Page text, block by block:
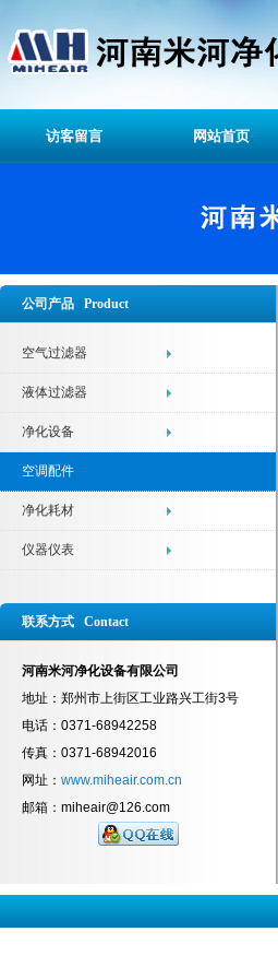
访客留言 网站首页
公司产品 Product
空气过滤器
液体过滤器
净化设备
空调配件
净化耗材
仪器仪表
联系方式 Contact
河南米河净化设备有限公司
地址：郑州市上街区工业路兴工街3号
电话：0371-68942258
传真：0371-68942016
网址： www.miheair.com.cn
邮箱：miheair@126.com